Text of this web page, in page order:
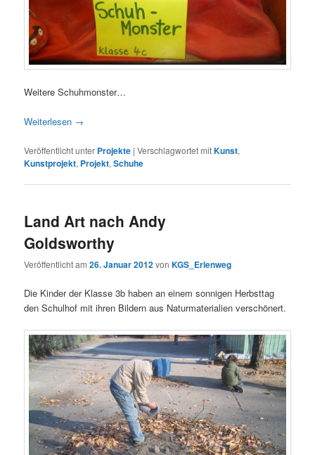
Weitere Schuhmonster…
Weiterlesen →
Veröffentlicht unter Projekte |Verschlagwortet mitKunst,
Kunstprojekt, Projekt,Schuhe
Land Art nach Andy
Goldsworthy
Veröffentlicht am26. Januar 2012vonKGS_Erlenweg
Die Kinder der Klasse 3b haben an einem sonnigen Herbsttag
den Schulhof mit ihren Bildern aus Naturmaterialien verschönert.